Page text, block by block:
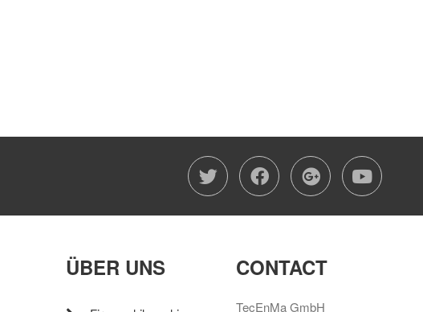
twitterfacebook
google-
ÜBER UNS CONTACT
TecEnMa GmbH